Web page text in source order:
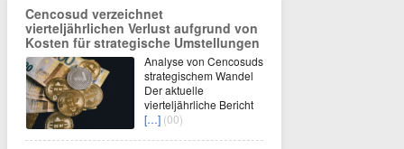
Cencosud verzeichnet
vierteljährlichen Verlust aufgrund von
Kosten für strategische Umstellungen
Analyse von Cencosuds
strategischem Wandel
Der aktuelle
vierteljährliche Bericht
[…] (00)